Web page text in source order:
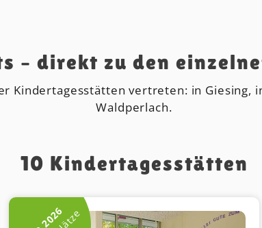
– direkt zu den
Kindertagesstätten vertreten: in Giesing,
Waldperlach.
10 Kindertagesstätten